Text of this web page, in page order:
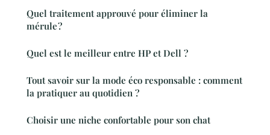
Quel traitement approuvé pour éliminer la
mérule ?
Quel est le meilleur entre HP et Dell ?
Tout savoir sur la mode éco responsable : comment
la pratiquer au quotidien ?
Choisir une niche confortable pour son chat